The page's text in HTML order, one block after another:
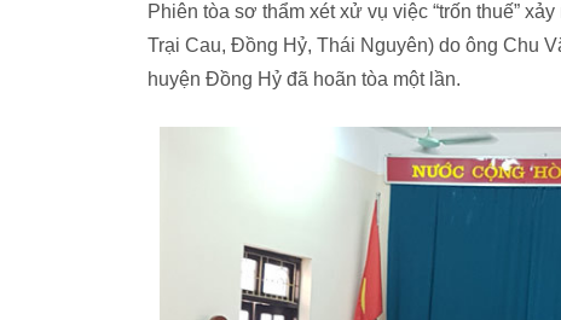
Phiên tòa sơ thẩm xét xử vụ việc “trốn thuế”
Trại Cau, Đồng Hỷ, Thái Nguyên) do ông Chu
huyện Đồng Hỷ đã hoãn tòa một lần.